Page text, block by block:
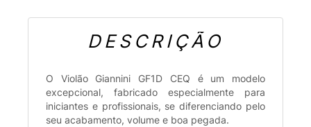
DESCRIÇÃO
O Violão Giannini GF1D CEQ é um modelo
excepcional, fabricado especialmente para
iniciantes e profissionais, se diferenciando pelo
seu acabamento, volume e boa pegada.